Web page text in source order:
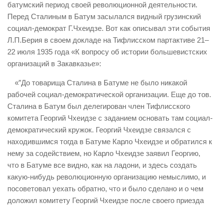
батумский период своей революционной деятельности.
Перед Сталиным в Батум засылался видный грузинский
социал-демократ Г.Чхеидзе. Вот как описывал эти события
Л.П.Берия в своем докладе на Тифлисском партактиве 21–
22 июля 1935 года «К вопросу об истории большевистских
организаций в Закавказье»:
«”До товарища Сталина в Батуме не было никакой
рабочей социал-демократической организации. Еще до тов.
Сталина в Батум был делегирован член Тифлисского
комитета Георгий Чхеидзе с заданием основать там социал-
демократический кружок. Георгий Чхеидзе связался с
находившимся тогда в Батуме Карло Чхеидзе и обратился к
нему за содействием, но Карло Чхеидзе заявил Георгию,
что в Батуме все видно, как на ладони, и здесь создать
какую-нибудь революционную организацию немыслимо, и
посоветовал уехать обратно, что и было сделано и о чем
доложил комитету Георгий Чхеидзе после своего приезда